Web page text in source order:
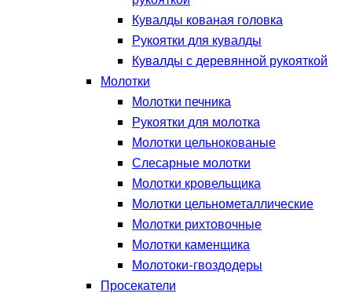
Кувалды кованая головка
Рукоятки для кувалды
Кувалды с деревянной рукояткой
Молотки
Молотки печника
Рукоятки для молотка
Молотки цельнокованые
Слесарные молотки
Молотки кровельщика
Молотки цельнометаллические
Молотки рихтовочные
Молотки каменщика
Молотоки-гвоздодеры
Просекатели